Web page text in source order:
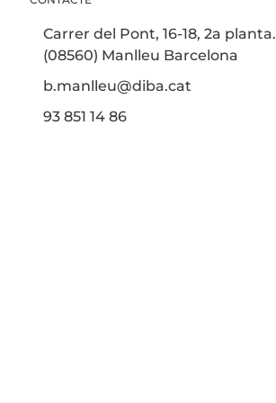
Carrer del Pont, 16-18, 2a planta.
(08560) Manlleu Barcelona
b.manlleu@diba.cat
93 851 14 86